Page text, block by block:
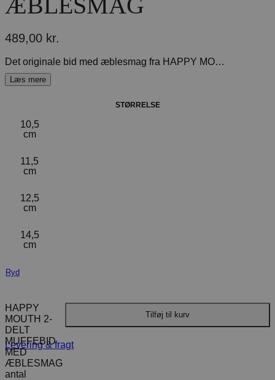
489,00 kr.
Det originale bid med æblesmag fra HAPPY MOUTH.Hesten kan lide den vedvarende æblesmag på biddet, da det stimulerer bedre sug på biddet.Glat plastoverdel, bidringe og led af rustfrit stål. Tykkelse: 20 mm, Ringe: Ø 70 mm
STØRRELSE
10,5
cm
11,5
cm
12,5
cm
14,5
cm
Ryd
HAPPY
MOUTH 2-
DELT
MUFFEBID
MED
ÆBLESMAG
antal
Tilføj til kurv
Levering & fragt